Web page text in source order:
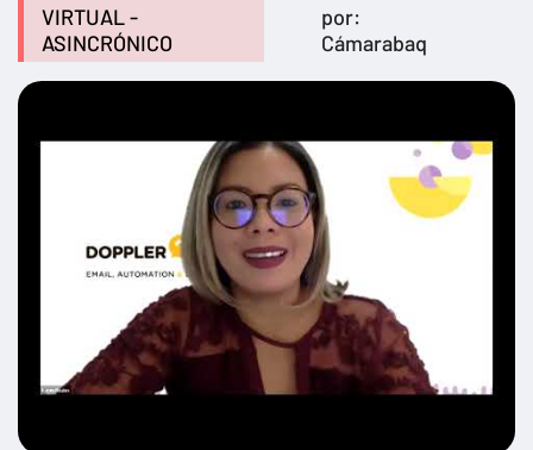
VIRTUAL -
ASINCRÓNICO
por:
Cámarabaq